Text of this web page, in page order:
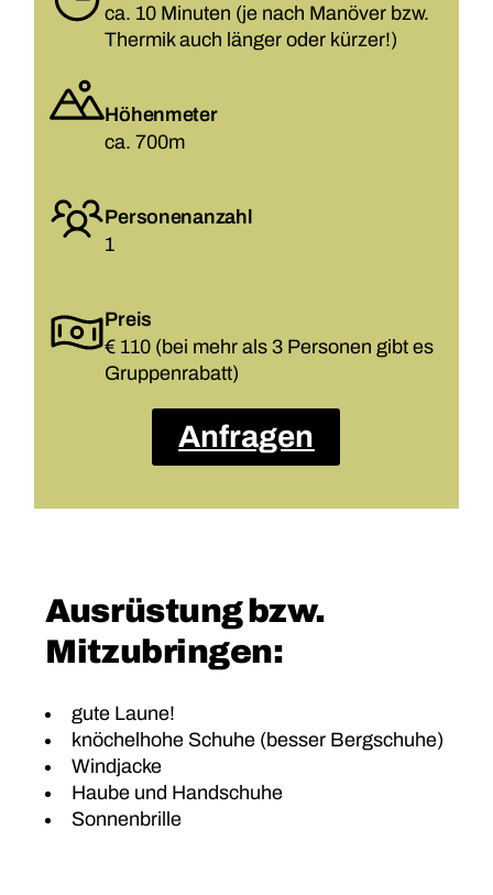
ca. 10 Minuten (je nach Manöver bzw.
Thermik auch länger oder kürzer!)
Höhenmeter
ca. 700m
Personenanzahl
1
Preis
€ 110 (bei mehr als 3 Personen gibt es
Gruppenrabatt)
Anfragen
Ausrüstung bzw.
Mitzubringen:
gute Laune!
knöchelhohe Schuhe (besser Bergschuhe)
Windjacke
Haube und Handschuhe
Sonnenbrille